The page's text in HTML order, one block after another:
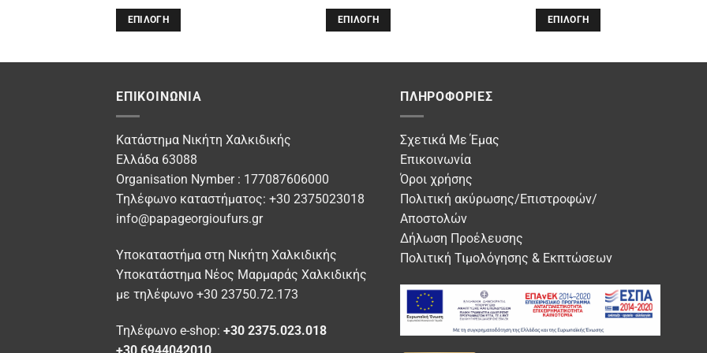
ΕΠΙΛΟΓΉ
έχει
πολλαπλές
παραλλαγές.
Οι
επιλογές
μπορούν
να
επιλεγούν
σελίδα
του
προϊόντος
ΕΠΙΛΟΓΉ
μπορούν
να
σελίδα
του
ΕΠΙΛΟΓΉ
να
σελίδα
προϊόντος
ΕΠΙΚΟΙΝΩΝΊΑ
Κατάστημα Νικήτη Χαλκιδικής
Ελλάδα 63088
Organisation Nymber : 177087606000
Τηλέφωνο καταστήματος: +30 2375023018
info@papageorgioufurs.gr
Υποκαταστήμα στη Νικήτη Χαλκιδικής
Υποκατάστημα Νέος Μαρμαράς Χαλκιδικής
με τηλέφωνο +30 23750.72.173
Τηλέφωνο e-shop: +30 2375.023.018
+30 6944042010
ΠΛΗΡΟΦΟΡΊΕΣ
Σχετικά Με Έμας
Επικοινωνία
Όροι χρήσης
Πολιτική ακύρωσης/Επιστροφών/
Αποστολών
Δήλωση Προέλευσης
Πολιτική Τιμολόγησης & Εκπτώσεων